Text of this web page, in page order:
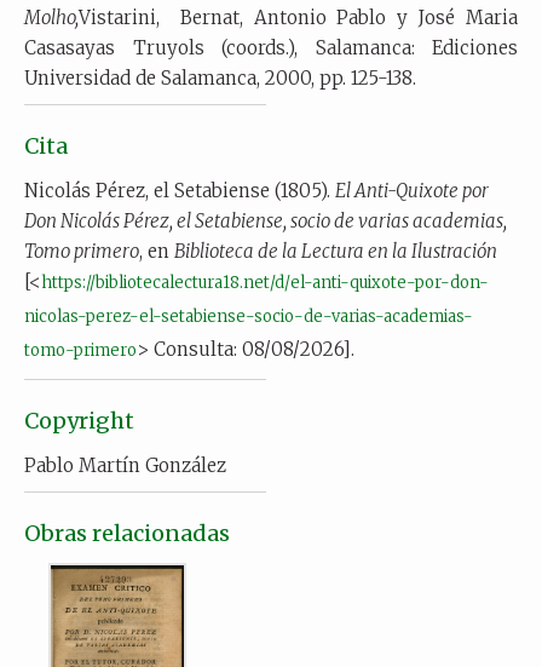
Molho,Vistarini,
Bernat, Antonio Pablo y José Maria
Casasayas Truyols (coords.), Salamanca: Ediciones
Universidad de Salamanca, 2000, pp. 125-138.
Cita
Nicolás Pérez, el Setabiense (1805). El Anti-Quixote por
Don Nicolás Pérez, el Setabiense, socio de varias academias,
Tomo primero, en Biblioteca de la Lectura en la Ilustración
[<https://bibliotecalectura18.net/d/el-anti-quixote-por-don-
nicolas-perez-el-setabiense-socio-de-varias-academias-
tomo-primero> Consulta: 08/08/2026].
Copyright
Pablo Martín González
Obras relacionadas